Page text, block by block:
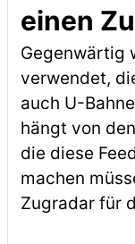
einen
Gegenwärtig
verwendet,
auch U-
hängt von
die diese
machen
Zugradar für